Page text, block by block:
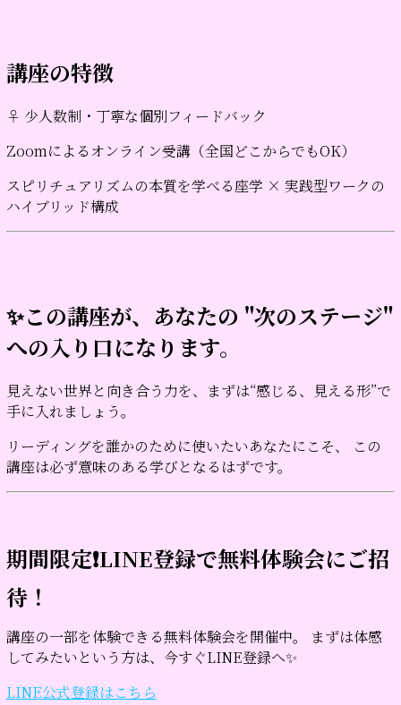
講座の特徴
‍♀️ 少人数制・丁寧な個別フィードバック
Zoomによるオンライン受講（全国どこからでもOK）
スピリチュアリズムの本質を学べる座学 × 実践型ワークの
ハイブリッド構成
✨この講座が、あなたの "次のステージ"
への入り口になります。
見えない世界と向き合う力を、まずは“感じる、見える形”で
手に入れましょう。
リーディングを誰かのために使いたいあなたにこそ、 この
講座は必ず意味のある学びとなるはずです。
期間限定❗LINE登録で無料体験会にご招
待！
講座の一部を体験できる無料体験会を開催中。 まずは体感
してみたいという方は、今すぐLINE登録へ✨
LINE公式登録はこちら